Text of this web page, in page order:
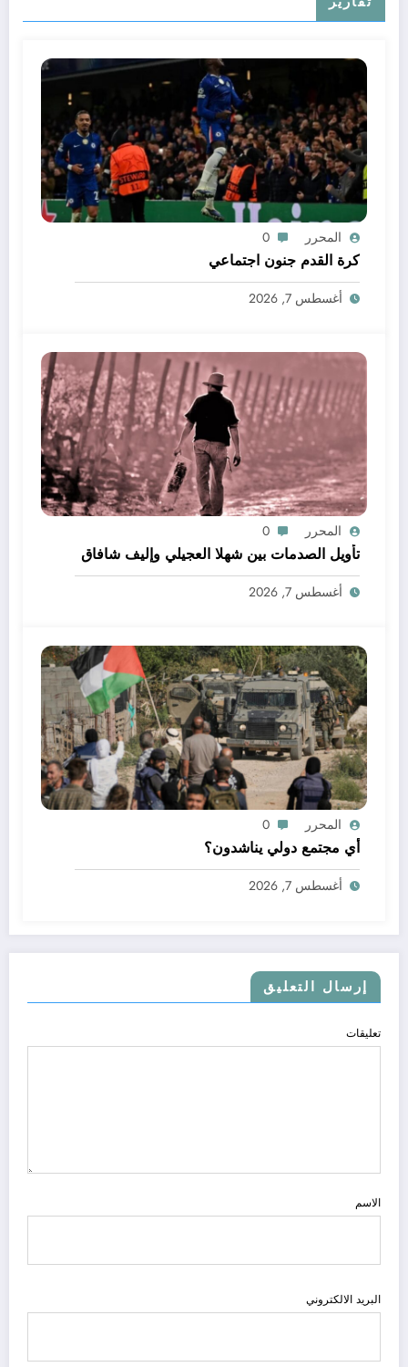
المحرر 0
كرة القدم جنون اجتماعي
أغسطس 7, 2026
المحرر 0
تأويل الصدمات بين شهلا العجيلي وإليف شافاق
أغسطس 7, 2026
المحرر 0
أي مجتمع دولي يناشدون؟
أغسطس 7, 2026
إرسال التعليق
تعليقات
الاسم
البريد الالكتروني